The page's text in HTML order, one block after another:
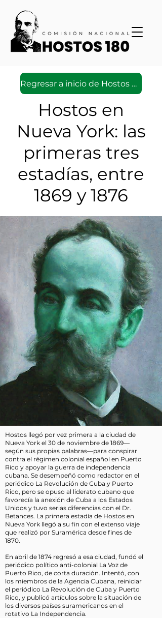
Regresar a inicio de Hostos Virtual
Hostos en
Nueva York: las
primeras tres
estadías, entre
1869 y 1876
Hostos llegó por vez primera a la ciudad de
Nueva York el 30 de noviembre de 1869—
según sus propias palabras—para conspirar
contra el régimen colonial español en Puerto
Rico y apoyar la guerra de independencia
cubana. Se desempeñó como redactor en el
periódico La Revolución de Cuba y Puerto
Rico, pero se opuso al liderato cubano que
favorecía la anexión de Cuba a los Estados
Unidos y tuvo serias diferencias con el Dr.
Betances. La primera estadía de Hostos en
Nueva York llegó a su fin con el extenso viaje
que realizó por Suramérica desde fines de
1870.
En abril de 1874 regresó a esa ciudad, fundó el
periódico político anti-colonial La Voz de
Puerto Rico, de corta duración. Intentó, con
los miembros de la Agencia Cubana, reiniciar
el periódico La Revolución de Cuba y Puerto
Rico, y publicó artículos sobre la situación de
los diversos países suramericanos en el
rotativo La Independencia.